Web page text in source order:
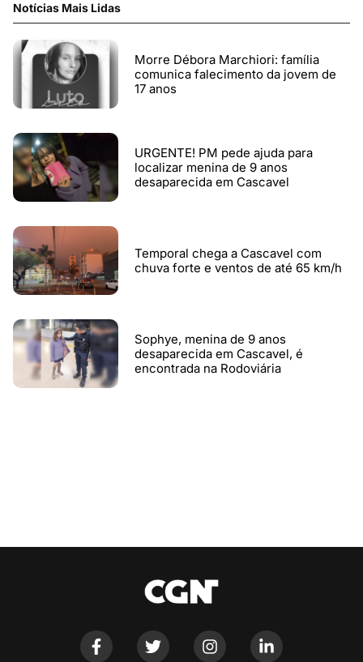
Notícias Mais Lidas
Morre Débora Marchiori: família
comunica falecimento da jovem de
17 anos
URGENTE! PM pede ajuda para
localizar menina de 9 anos
desaparecida em Cascavel
Temporal chega a Cascavel com
chuva forte e ventos de até 65 km/h
Sophye, menina de 9 anos
desaparecida em Cascavel, é
encontrada na Rodoviária